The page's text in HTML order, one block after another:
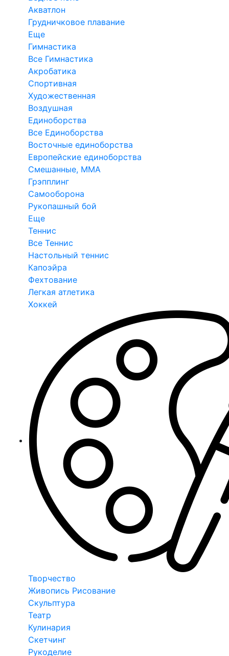
Акватлон
Грудничковое плавание
Еще
Гимнастика
Все Гимнастика
Акробатика
Спортивная
Художественная
Воздушная
Единоборства
Все Единоборства
Восточные единоборства
Европейские единоборства
Смешанные, ММА
Грэпплинг
Самооборона
Рукопашный бой
Еще
Теннис
Все Теннис
Настольный теннис
Капоэйра
Фехтование
Легкая атлетика
Хоккей
Творчество
Живопись Рисование
Скульптура
Театр
Кулинария
Скетчинг
Рукоделие